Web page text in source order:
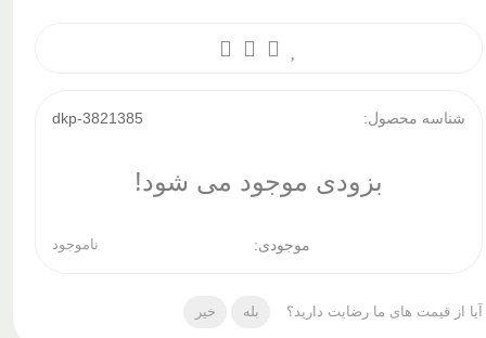
شناسه محصول: dkp-3821385
بزودی موجود می شود!
موجودی: ناموجود
آیا از قیمت های ما رضایت دارید؟ بله خیر